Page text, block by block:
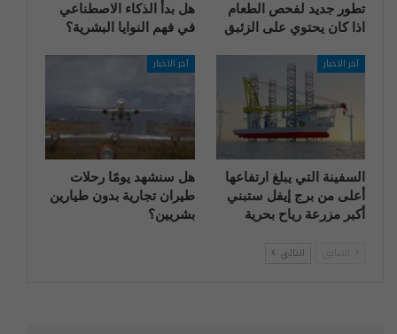
تطور جديد لفحص الطعام
اذا كان يحتوي على الزئبق
هل بدأ الذكاء الاصطناعي
في فهم النوايا البشرية؟
آخر الاخبار
السفينة التي يبلغ ارتفاعها
أعلى من برج إيفل ستبني
أكبر مزرعة رياح بحرية
آخر الاخبار
هل سنشهد يومًا رحلات
طيران تجارية بدون طيارين
بشريين؟
التالي